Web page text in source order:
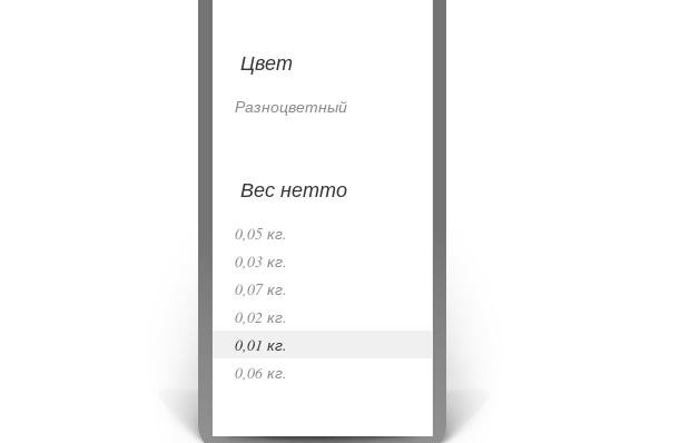
Цвет
Разноцветный
Вес нетто
0,05 кг.
0,03 кг.
0,07 кг.
0,02 кг.
0,01 кг.
0,06 кг.